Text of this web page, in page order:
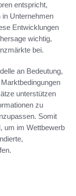
entspricht,
Unternehmen
Entwicklungen
wichtig,
bei.
an Bedeutung,
unterstützen
zu
Somit
um im Wettbewerb